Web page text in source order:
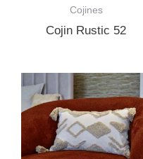
Cojines
Cojin Rustic 52